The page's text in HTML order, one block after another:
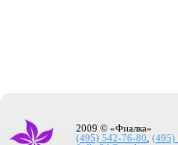
2009 © «Фиалка»
(495) 542-76-80
(495)